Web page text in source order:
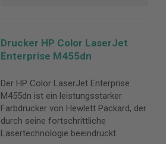
Drucker HP Color LaserJet
Enterprise M455dn
Der HP Color LaserJet Enterprise
M455dn ist ein leistungsstarker
Farbdrucker von Hewlett Packard, der
durch seine fortschrittliche
Lasertechnologie beeindruckt.